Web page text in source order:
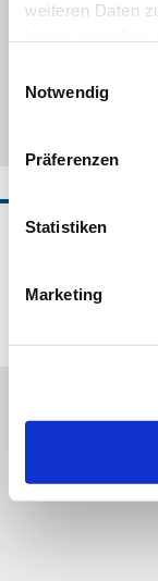
weiteren Daten
Cookies, wenn
Notwendig
Präferenzen
Statistiken
Marketing
Leider konnten wir